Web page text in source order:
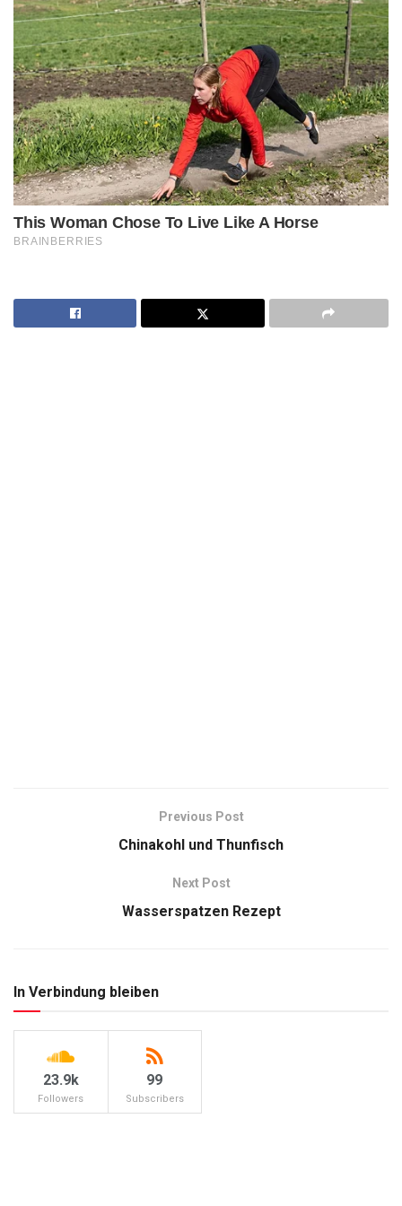
Previous Post
Chinakohl und Thunfisch
Next Post
Wasserspatzen Rezept
In Verbindung bleiben
23.9k
Followers
99
Subscribers